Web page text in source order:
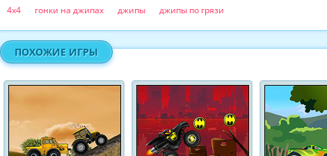
4x4 гонки на джипах джипы джипы по грязи
ПОХОЖИЕ ИГРЫ